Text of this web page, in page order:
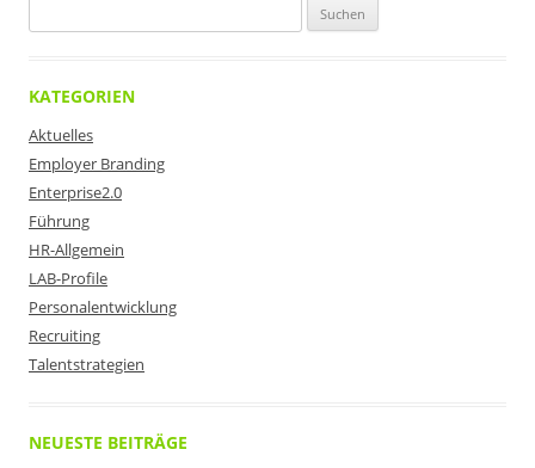
nach:
KATEGORIEN
Aktuelles
Employer Branding
Enterprise2.0
Führung
HR-Allgemein
LAB-Profile
Personalentwicklung
Recruiting
Talentstrategien
NEUESTE BEITRÄGE